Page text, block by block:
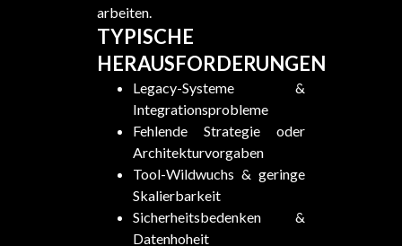
arbeiten.
TYPISCHE
HERAUSFORDERUNGEN
Legacy-Systeme &
Integrationsprobleme
Fehlende Strategie oder
Architekturvorgaben
Tool-Wildwuchs & geringe
Skalierbarkeit
Sicherheitsbedenken &
Datenhoheit